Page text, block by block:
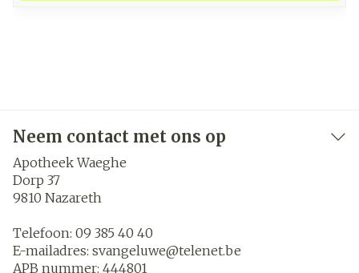
Neem contact met ons op
Apotheek Waeghe
Dorp 37
9810 Nazareth
Telefoon: 09 385 40 40
E-mailadres: svangeluwe@telenet.be
APB nummer: 444801